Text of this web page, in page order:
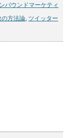
バウンドマーケティ
の方法論, ツイッター